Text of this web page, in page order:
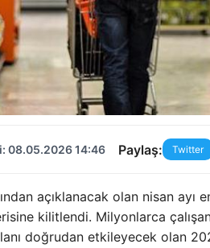
08.05.2026 14:46 Paylaş: Twitter
açıklanacak olan nisan ayı
kilitlendi. Milyonlarca
doğrudan etkileyecek olan